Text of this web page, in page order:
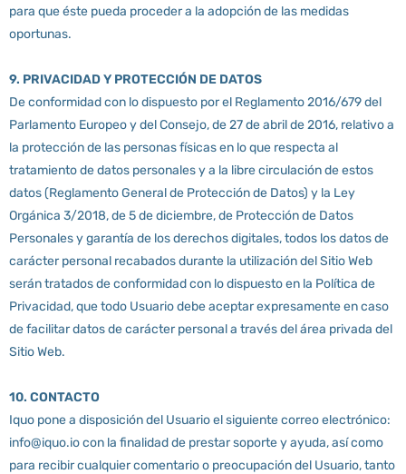
para que éste pueda proceder a la adopción de las medidas
oportunas.
9. PRIVACIDAD Y PROTECCIÓN DE DATOS
De conformidad con lo dispuesto por el Reglamento 2016/679 del
Parlamento Europeo y del Consejo, de 27 de abril de 2016, relativo a
la protección de las personas físicas en lo que respecta al
tratamiento de datos personales y a la libre circulación de estos
datos (Reglamento General de Protección de Datos) y la Ley
Orgánica 3/2018, de 5 de diciembre, de Protección de Datos
Personales y garantía de los derechos digitales, todos los datos de
carácter personal recabados durante la utilización del Sitio Web
serán tratados de conformidad con lo dispuesto en la Política de
Privacidad, que todo Usuario debe aceptar expresamente en caso
de facilitar datos de carácter personal a través del área privada del
Sitio Web.
10. CONTACTO
Iquo pone a disposición del Usuario el siguiente correo electrónico:
info@iquo.io con la finalidad de prestar soporte y ayuda, así como
para recibir cualquier comentario o preocupación del Usuario, tanto